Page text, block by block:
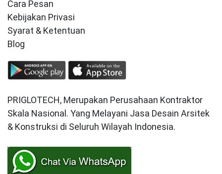
Cara Pesan
Kebijakan Privasi
Syarat & Ketentuan
Blog
PRIGLOTECH, Merupakan Perusahaan Kontraktor
Skala Nasional. Yang Melayani Jasa Desain Arsitek
& Konstruksi di Seluruh Wilayah Indonesia.